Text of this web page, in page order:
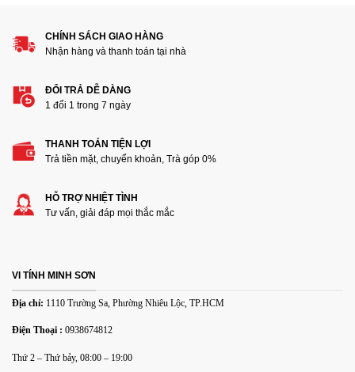
CHÍNH SÁCH GIAO HÀNG
Nhận hàng và thanh toán tại nhà
ĐỔI TRẢ DỄ DÀNG
1 đổi 1 trong 7 ngày
THANH TOÁN TIỆN LỢI
Trả tiền mặt, chuyển khoản, Trà góp 0%
HỖ TRỢ NHIỆT TÌNH
Tư vấn, giải đáp mọi thắc mắc
VI TÍNH MINH SƠN
Địa chỉ: 1110 Trường Sa, Phường Nhiêu Lộc, TP.HCM
Điện Thoại : 0938674812
Thứ 2 – Thứ bảy, 08:00 – 19:00